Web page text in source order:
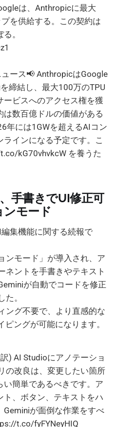
は、Anthropicに最大
を供給する。この契約は
。
ース📢 AnthropicはGoogle
締結し、最大100万のTPU
ービスへのアクセス権を獲
数百億ドルの価値がある
年には1GWを超えるAIコン
ラインになる予定です。こ
kG70vhvkcW を養うた
手書きでUI修正可
モード
集機能に関する続報で
ンモード」が導入され、ア
ネントを手書きやテキスト
が自動でコードを修正
た。
ング不要で、より直感的な
ングが可能になります。
) AI Studioにアノテーショ
の改良は、変更したい箇所
い簡単であるべきです。ア
ト、ボタン、テキストをハ
Geminiが面倒な作業をすべ
t.co/fyFYNeyHIQ